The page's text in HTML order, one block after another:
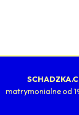
matrymonialne od